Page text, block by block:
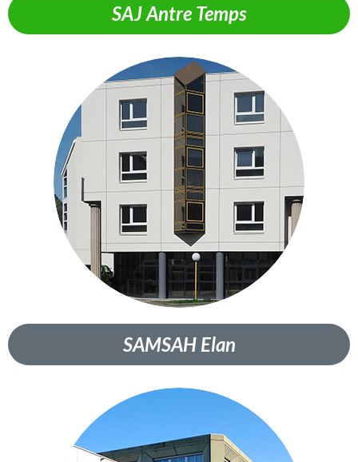
SAJ Antre Temps
SAMSAH Elan